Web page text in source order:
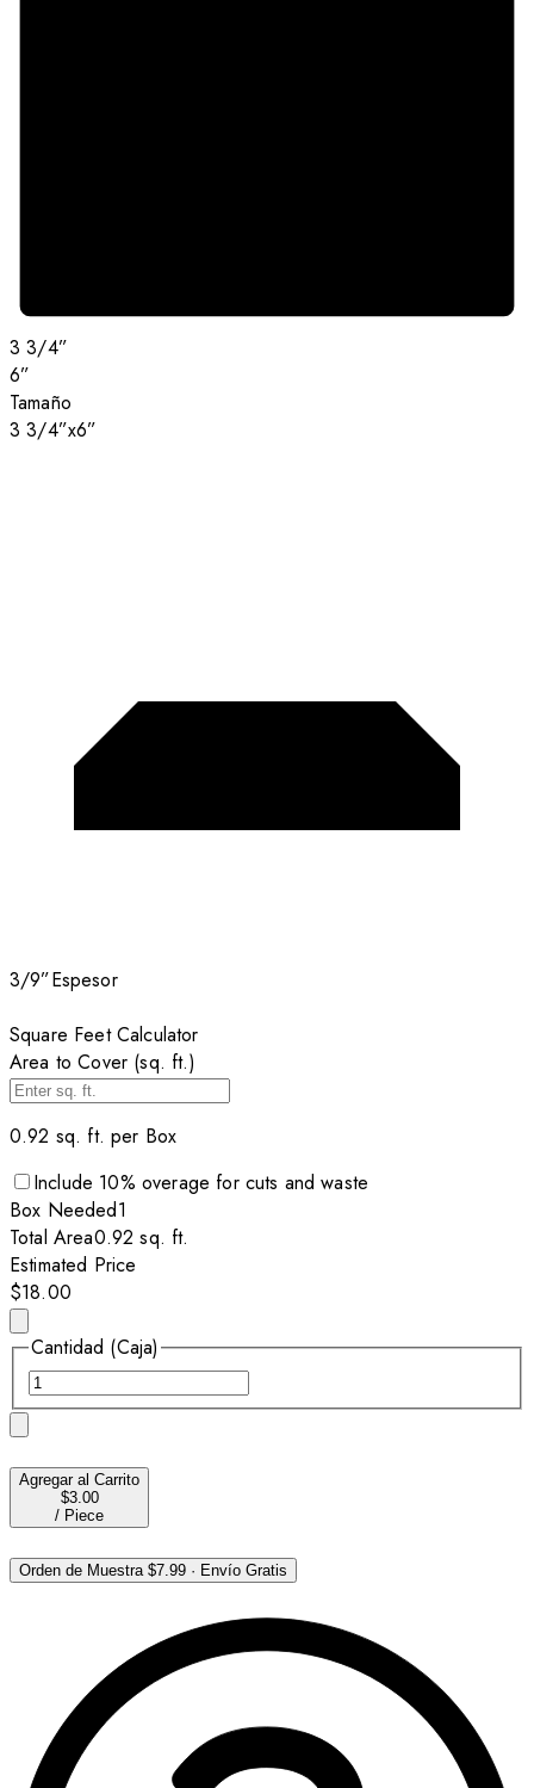
3 3/4”
6”
Tamaño
3 3/4”x6”
3/9”Espesor
Square Feet Calculator
Area to Cover (sq. ft.)
0.92 sq. ft. per Box
Include 10% overage for cuts and waste
Box Needed1
Total Area0.92 sq. ft.
Estimated Price
$18.00
Cantidad (Caja)
Agregar al Carrito
$3.00
/ Piece
Orden de Muestra $7.99 · Envío Gratis